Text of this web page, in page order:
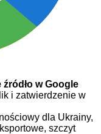
w Google
i zatwierdzenie w
dla Ukrainy,
szczyt